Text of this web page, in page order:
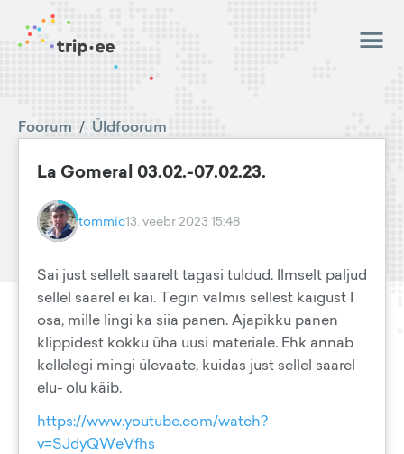
Foorum / Üldfoorum
La Gomeral 03.02.-07.02.23.
tommic13. veebr 2023 15:48
Sai just sellelt saarelt tagasi tuldud. Ilmselt paljud
sellel saarel ei käi. Tegin valmis sellest käigust I
osa, mille lingi ka siia panen. Ajapikku panen
klippidest kokku üha uusi materiale. Ehk annab
kellelegi mingi ülevaate, kuidas just sellel saarel
elu- olu käib.
https://www.youtube.com/watch?
v=SJdyQWeVfhs